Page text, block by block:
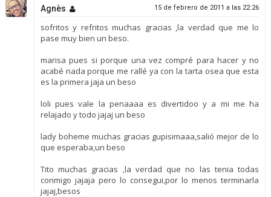
Agnès 15 de febrero de 2011 a las 22:26
sofritos y refritos muchas gracias ,la verdad que me lo
pase muy bien un beso.
marisa pues si porque una vez compré para hacer y no
acabé nada porque me rallé ya con la tarta osea que esta
es la primera jaja un beso
loli pues vale la penaaaa es divertidoo y a mi me ha
relajado y todo jajaj un beso
lady boheme muchas gracias gupisimaaa,salió mejor de lo
que esperaba,un beso
Tito muchas gracias ,la verdad que no las tenia todas
conmigo jajaja pero lo consegui,por lo menos terminarla
jajaj,besos